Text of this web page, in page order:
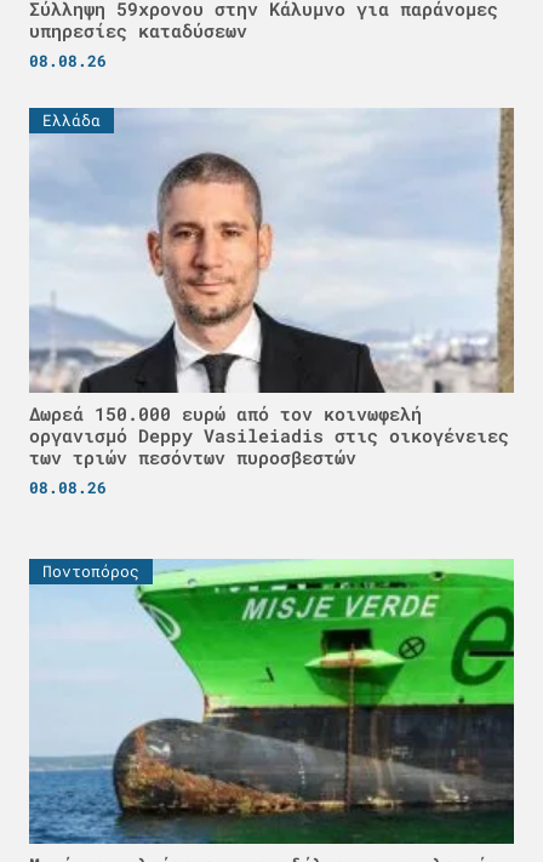
Σύλληψη 59χρονου στην Κάλυμνο για παράνομες
υπηρεσίες καταδύσεων
08.08.26
Ελλάδα
Δωρεά 150.000 ευρώ από τον κοινωφελή
οργανισμό Deppy Vasileiadis στις οικογένειες
των τριών πεσόντων πυροσβεστών
08.08.26
Ποντοπόρος